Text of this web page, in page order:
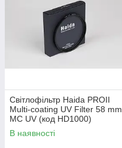
Світлофільтр Haida PROII
Multi-coating UV Filter 58 mm
MC UV (код HD1000)
В наявності